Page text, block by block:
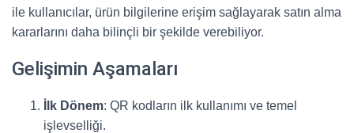
ile kullanıcılar, ürün bilgilerine erişim sağlayarak satın alma
kararlarını daha bilinçli bir şekilde verebiliyor.
Gelişimin Aşamaları
İlk Dönem: QR kodların ilk kullanımı ve temel
işlevselliği.